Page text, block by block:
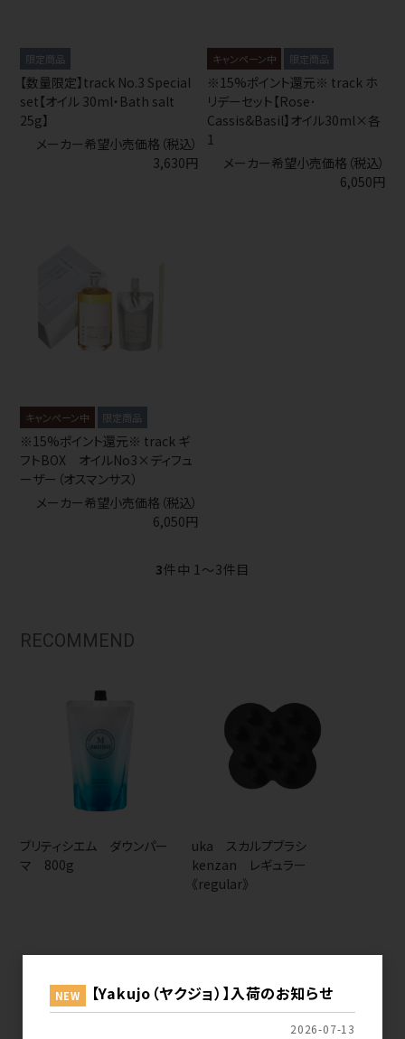
【数量限定】track No.3 Special
set【オイル 30ml・Bath salt
25g】
メーカー希望小売価格（税込）
3,630円
キャンペーン中
※15%ポイント還元※ track ホ
リデーセット【Rose･
Cassis&Basil】オイル30ml×各
1
メーカー希望小売価格（税込）
6,050円
キャンペーン中
※15%ポイント還元※ track ギ
フトBOX オイルNo3×ディフュ
ーザー（オスマンサス）
メーカー希望小売価格（税込）
6,050円
3件中 1〜3件目
RECOMMEND
ブリティシエム ダウンパー
マ 800g
uka スカルプブラシ
kenzan レギュラー
《regular》
NEW 【Yakujo（ヤクジョ）】入荷のお知らせ
2026-07-13